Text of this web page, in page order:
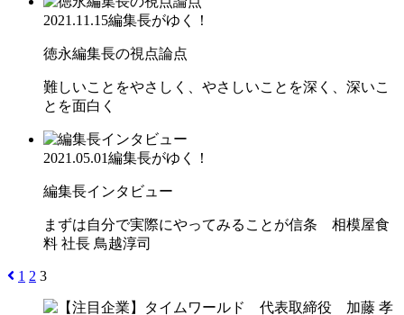
2021.11.15編集長がゆく！
徳永編集長の視点論点
難しいことをやさしく、やさしいことを深く、深いこ
とを面白く
2021.05.01編集長がゆく！
編集長インタビュー
まずは自分で実際にやってみることが信条 相模屋食
料 社長 鳥越淳司
1 2 3